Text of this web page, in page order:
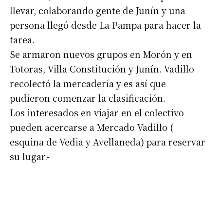
Suscribirme gratis
Dirección de correo electrónico*
llevar, colaborando gente de Junín y una
persona llegó desde La Pampa para hacer la
tarea.
Se armaron nuevos grupos en Morón y en
Totoras, Villa Constitución y Junín. Vadillo
recolectó la mercadería y es así que
pudieron comenzar la clasificación.
Los interesados en viajar en el colectivo
pueden acercarse a Mercado Vadillo (
esquina de Vedia y Avellaneda) para reservar
su lugar.-